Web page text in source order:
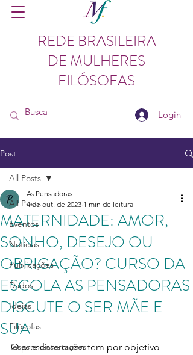
REDE BRASILEIRA
DE MULHERES
FILÓSOFAS
Login
Post
All Posts
Eventos
Notícias
Publicações
Dados
Ideias
Filósofas
Teses e dissertações
All Posts
MATERNIDADE: AMOR,
SONHO, DESEJO OU
OBRIGAÇÃO? CURSO DA
ESCOLA AS PENSADORAS
DISCUTE O SER MÃE E
SUA
As Pensadoras
4 de out. de 2023 1 min de leitura
O presente curso tem por objetivo